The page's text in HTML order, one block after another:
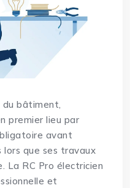
du bâtiment,
premier lieu par
avant
lors que ses travaux
La RC Pro électricien
et